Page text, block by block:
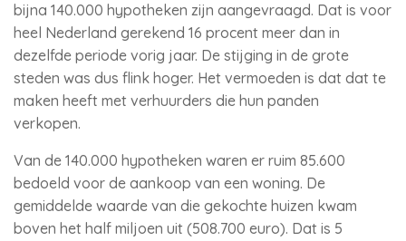
bijna 140.000 hypotheken zijn aangevraagd. Dat is voor
heel Nederland gerekend 16 procent meer dan in
dezelfde periode vorig jaar. De stijging in de grote
steden was dus flink hoger. Het vermoeden is dat dat te
maken heeft met verhuurders die hun panden
verkopen.
Van de 140.000 hypotheken waren er ruim 85.600
bedoeld voor de aankoop van een woning. De
gemiddelde waarde van die gekochte huizen kwam
boven het half miljoen uit (508.700 euro). Dat is 5